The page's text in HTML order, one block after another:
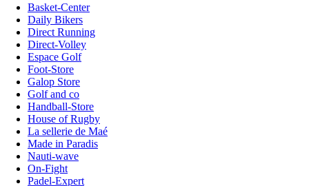
Basket-Center
Daily Bikers
Direct Running
Direct-Volley
Espace Golf
Foot-Store
Galop Store
Golf and co
Handball-Store
House of Rugby
La sellerie de Maé
Made in Paradis
Nauti-wave
On-Fight
Padel-Expert